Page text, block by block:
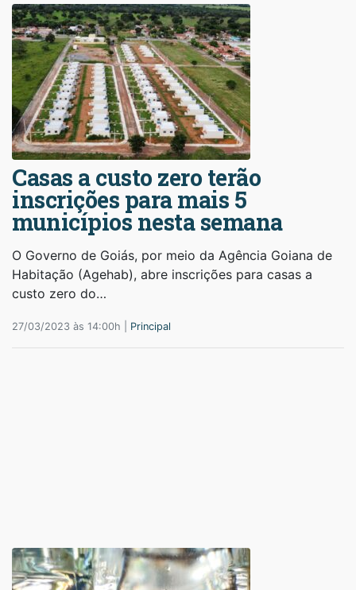
Casas a custo zero terão
inscrições para mais 5
municípios nesta semana
O Governo de Goiás, por meio da Agência Goiana de
Habitação (Agehab), abre inscrições para casas a
custo zero do…
27/03/2023 às 14:00h | Principal